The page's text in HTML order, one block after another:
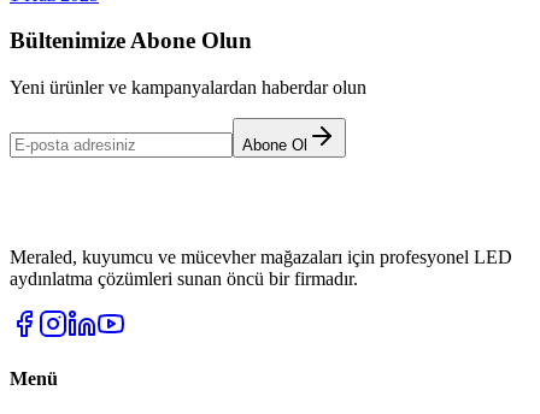
Bültenimize Abone Olun
Yeni ürünler ve kampanyalardan haberdar olun
Abone Ol
Meraled, kuyumcu ve mücevher mağazaları için profesyonel LED
aydınlatma çözümleri sunan öncü bir firmadır.
Menü